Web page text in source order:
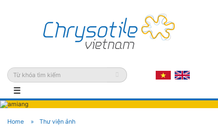
☰
Home Thư viện ảnh